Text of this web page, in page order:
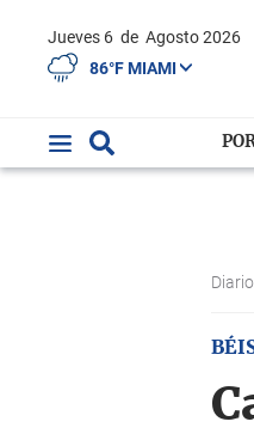
Jueves 6 de Agosto 2026
86°F MIAMI